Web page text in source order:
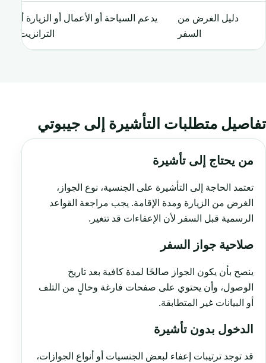
دليل الغرض من
السفر
يدعم السياحة أو الأعمال أو الزيارة أو
الترانزيت.
تفاصيل متطلبات التأشيرة إلى جيبوتي
من يحتاج إلى تأشيرة
تعتمد الحاجة إلى التأشيرة على الجنسية، نوع الجواز،
الغرض من الزيارة ومدة الإقامة. يجب مراجعة القواعد
الرسمية قبل السفر لأن الإعفاءات قد تتغير.
صلاحية جواز السفر
ينصح بأن يكون الجواز صالحًا لمدة كافية بعد تاريخ
الوصول، وأن يحتوي على صفحات فارغة وخالٍ من التلف
أو البيانات غير المتطابقة.
الدخول بدون تأشيرة
قد توجد ترتيبات إعفاء لبعض الجنسيات أو أنواع الجوازات،